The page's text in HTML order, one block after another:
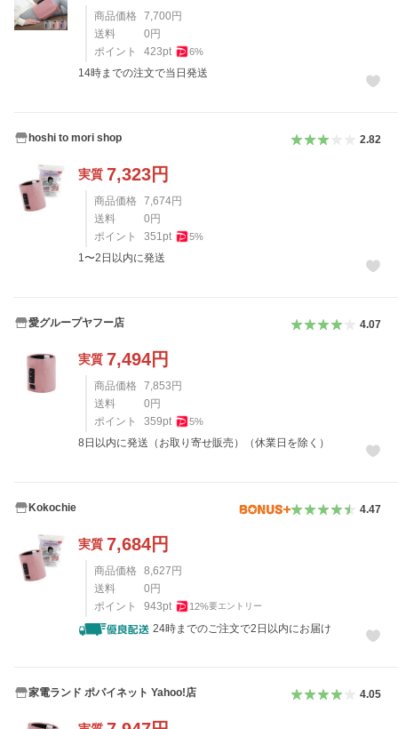
商品価格 7,700 円
送料
0 円
ポイント
423pt 6%
14時までの注文で当日発送
hoshi to mori shop 2.82
実質 7,323円
商品価格 7,674円
送料
0 円
ポイント
351pt 5%
1〜2日以内に発送
愛グループヤフー店 4.07
実質 7,494円
商品価格 7,853 円
送料
0 円
ポイント
359pt 5%
8日以内に発送（お取り寄せ販売）（休業日を除く）
Kokochie 4.47
実質 7,684円
商品価格 8,627 円
送料
0 円
ポイント
943pt 12%要エントリー
24時までのご注文で2日以内にお届け
家電ランド ポパイネット Yahoo!店 4.05